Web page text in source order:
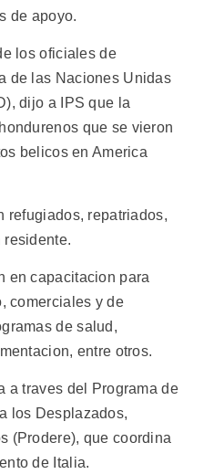
de apoyo.
los oficiales de
de las Naciones Unidas
dijo a IPS que la
que se vieron
belicos en America
refugiados, repatriados,
en capacitacion para
comerciales y de
de salud,
entre otros.
a traves del Programa de
los Desplazados,
(Prodere), que coordina
de Italia.